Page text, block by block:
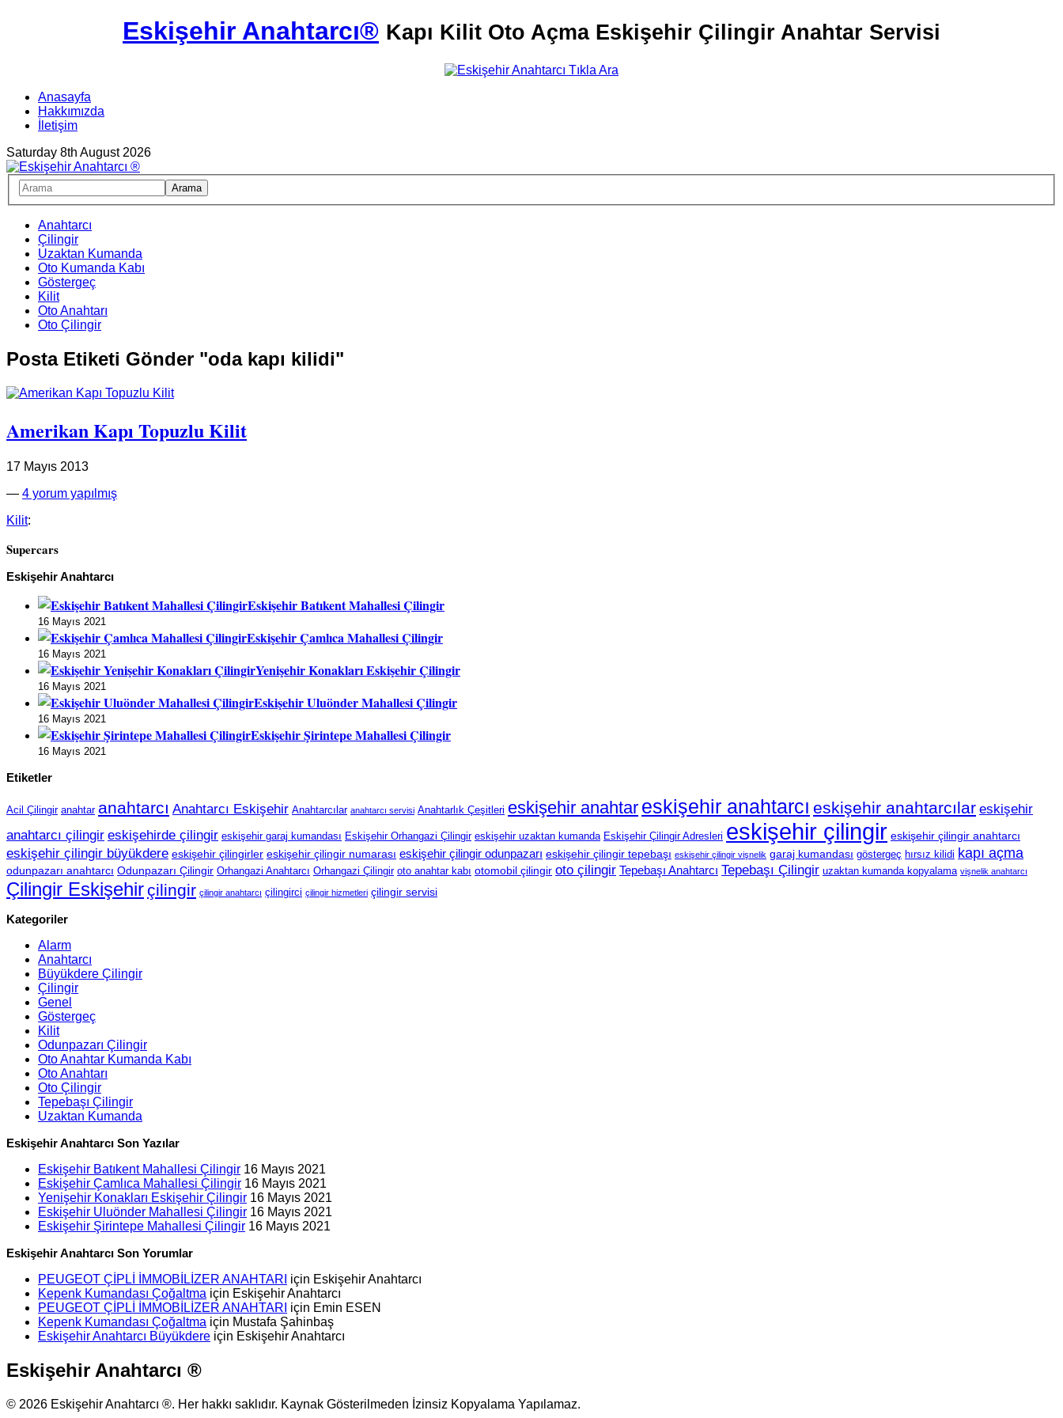
Eskişehir Anahtarcı® Kapı Kilit Oto Açma Eskişehir Çilingir Anahtar Servisi
Anasayfa
Hakkımızda
İletişim
Saturday 8th August 2026
Anahtarcı
Çilingir
Uzaktan Kumanda
Oto Kumanda Kabı
Göstergeç
Kilit
Oto Anahtarı
Oto Çilingir
Posta Etiketi Gönder "oda kapı kilidi"
Amerikan Kapı Topuzlu Kilit
17 Mayıs 2013
— 4 yorum yapılmış
Kilit:
Supercars
Eskişehir Anahtarcı
Eskişehir Batıkent Mahallesi Çilingir
16 Mayıs 2021
Eskişehir Çamlıca Mahallesi Çilingir
16 Mayıs 2021
Yenişehir Konakları Eskişehir Çilingir
16 Mayıs 2021
Eskişehir Uluönder Mahallesi Çilingir
16 Mayıs 2021
Eskişehir Şirintepe Mahallesi Çilingir
16 Mayıs 2021
Etiketler
Acil Çilingir anahtar anahtarcı Anahtarcı Eskişehir Anahtarcılar anahtarcı servisi Anahtarlık Çeşitleri eskişehir anahtar eskişehir anahtarcı eskişehir anahtarcılar eskişehir
anahtarcı çilingir eskişehirde çilingir eskişehir garaj kumandası Eskişehir Orhangazi Çilingir eskişehir uzaktan kumanda Eskişehir Çilingir Adresleri eskişehir çilingir eskişehir çilingir anahtarcı
eskişehir çilingir büyükdere eskişehir çilingirler eskişehir çilingir numarası eskişehir çilingir odunpazarı eskişehir çilingir tepebaşı eskişehir çilingir vişnelik garaj kumandası göstergeç hırsız kilidi kapı açma
odunpazarı anahtarcı Odunpazarı Çilingir Orhangazi Anahtarcı Orhangazi Çilingir oto anahtar kabı otomobil çilingir oto çilingir Tepebaşı Anahtarcı Tepebaşı Çilingir uzaktan kumanda kopyalama vişnelik anahtarcı
Çilingir Eskişehirçilingir çilingir anahtarcı çilingirci çilingir hizmetleri çilingir servisi
Kategoriler
Alarm
Anahtarcı
Büyükdere Çilingir
Çilingir
Genel
Göstergeç
Kilit
Odunpazarı Çilingir
Oto Anahtar Kumanda Kabı
Oto Anahtarı
Oto Çilingir
Tepebaşı Çilingir
Uzaktan Kumanda
Eskişehir Anahtarcı Son Yazılar
Eskişehir Batıkent Mahallesi Çilingir 16 Mayıs 2021
Eskişehir Çamlıca Mahallesi Çilingir 16 Mayıs 2021
Yenişehir Konakları Eskişehir Çilingir 16 Mayıs 2021
Eskişehir Uluönder Mahallesi Çilingir 16 Mayıs 2021
Eskişehir Şirintepe Mahallesi Çilingir 16 Mayıs 2021
Eskişehir Anahtarcı Son Yorumlar
PEUGEOT ÇİPLİ İMMOBİLİZER ANAHTARI için Eskişehir Anahtarcı
Kepenk Kumandası Çoğaltma için Eskişehir Anahtarcı
PEUGEOT ÇİPLİ İMMOBİLİZER ANAHTARI için Emin ESEN
Kepenk Kumandası Çoğaltma için Mustafa Şahinbaş
Eskişehir Anahtarcı Büyükdere için Eskişehir Anahtarcı
Eskişehir Anahtarcı ®
© 2026 Eskişehir Anahtarcı ®. Her hakkı saklıdır. Kaynak Gösterilmeden İzinsiz Kopyalama Yapılamaz.